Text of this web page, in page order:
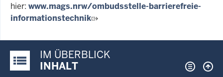
hier: www.mags.nrw/ombudsstelle-barrierefreie-
informationstechnik
Justiz-Portal im Überblick:
IM ÜBERBLICK
INHALT